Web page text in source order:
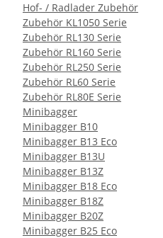
Hof- / Radlader Zubehör
Zubehör KL1050 Serie
Zubehör RL130 Serie
Zubehör RL160 Serie
Zubehör RL250 Serie
Zubehör RL60 Serie
Zubehör RL80E Serie
Minibagger
Minibagger B10
Minibagger B13 Eco
Minibagger B13U
Minibagger B13Z
Minibagger B18 Eco
Minibagger B18Z
Minibagger B20Z
Minibagger B25 Eco